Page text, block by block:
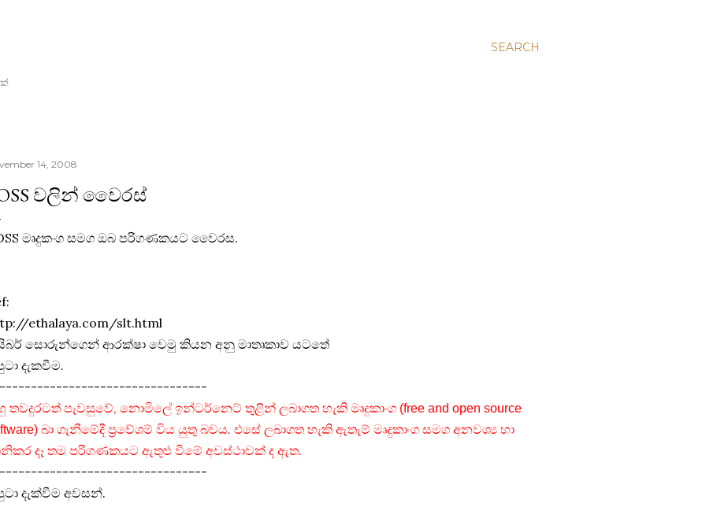
SEARCH
14, 2008
වලින් වෛරස්
මෘදුකංග සමග ඔබ ‍පරිගණකයට වෛරස.
ethalaya.com/slt.html
සොරුන්ගෙන් ආරක්ෂා වෙමු කියන අනු මාතෘකාව යටතේ
දැකවීම.
තවදුරටත් පැවසුවේ, නොමිලේ ඉන්ටර්නෙට් තුළින් ලබාගත හැකි මෘදුකාංග (free and open source
බා ගැනීමේදී ප්‍රවේශම් විය යුතු බවය. එසේ ලබාගත හැකි ඇතැම් මෘදුකාංග සමග අනවශ්‍ය හා
දෑ තම පරිගණකයට ඇතුළු වීමේ අවස්ථාවක් ද ඇත.
දැක්වීම අවසන්.